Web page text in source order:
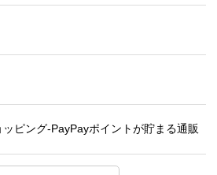
ピング-PayPayポイントが貯まる通販